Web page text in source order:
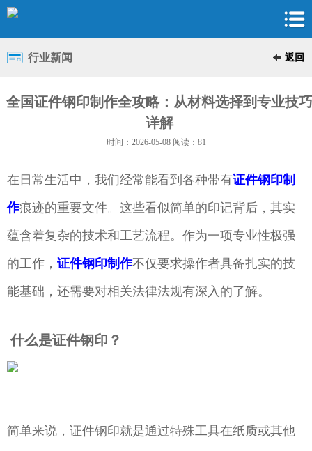
行业新闻 返回
全国证件钢印制作全攻略：从材料选择到专业技巧
详解
时间：2026-05-08 阅读：81
在日常生活中，我们经常能看到各种带有证件钢印制
作痕迹的重要文件。这些看似简单的印记背后，其实
蕴含着复杂的技术和工艺流程。作为一项专业性极强
的工作， 证件钢印制作不仅要求操作者具备扎实的技
能基础，还需要对相关法律法规有深入的了解。
什么是证件钢印？
简单来说，证件钢印就是通过特殊工具在纸质或其他